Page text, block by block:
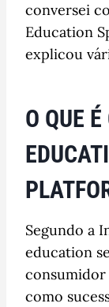
conversei
Education
explicou
O QUE
Segundo a
education
consumidor
como